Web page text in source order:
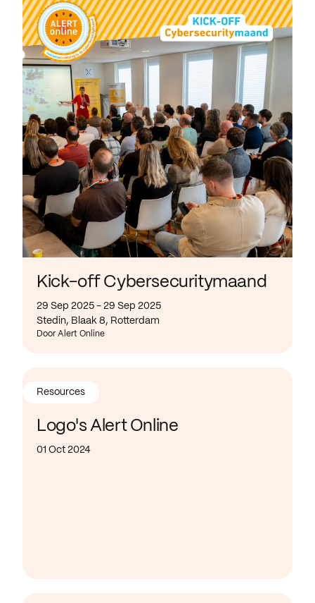
Kick-off Cybersecuritymaand
29 Sep 2025 - 29 Sep 2025
Stedin, Blaak 8, Rotterdam
Door Alert Online
Logo's Alert Online
01 Oct 2024
Resources